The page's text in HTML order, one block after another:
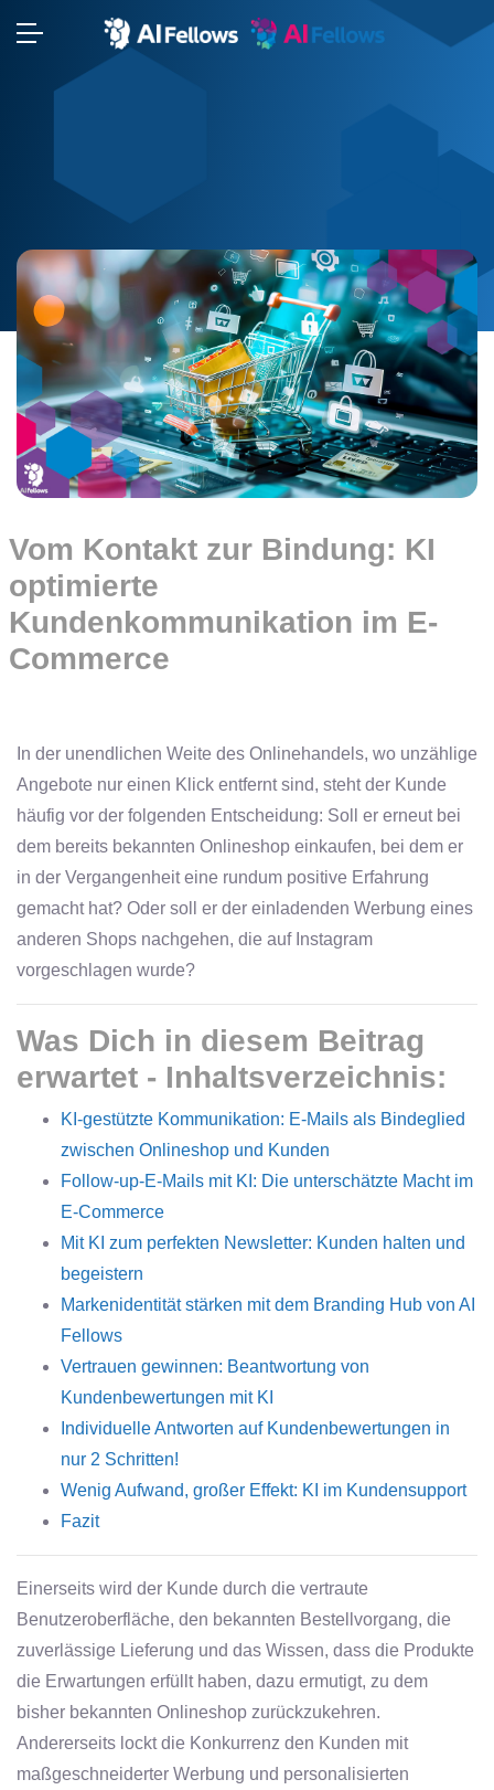
⬢ ⬢
Vom Kontakt zur Bindung: KI
optimierte
Kundenkommunikation im E-
Commerce
In der unendlichen Weite des Onlinehandels, wo unzählige
Angebote nur einen Klick entfernt sind, steht der Kunde
häufig vor der folgenden Entscheidung: Soll er erneut bei
dem bereits bekannten Onlineshop einkaufen, bei dem er
in der Vergangenheit eine rundum positive Erfahrung
gemacht hat? Oder soll er der einladenden Werbung eines
anderen Shops nachgehen, die auf Instagram
vorgeschlagen wurde?
Was Dich in diesem Beitrag
erwartet - Inhaltsverzeichnis:
KI-gestützte Kommunikation: E-Mails als Bindeglied
zwischen Onlineshop und Kunden
Follow-up-E-Mails mit KI: Die unterschätzte Macht im
E-Commerce
Mit KI zum perfekten Newsletter: Kunden halten und
begeistern
Markenidentität stärken mit dem Branding Hub von AI
Fellows
Vertrauen gewinnen: Beantwortung von
Kundenbewertungen mit KI
Individuelle Antworten auf Kundenbewertungen in
nur 2 Schritten!
Wenig Aufwand, großer Effekt: KI im Kundensupport
Fazit
Einerseits wird der Kunde durch die vertraute
Benutzeroberfläche, den bekannten Bestellvorgang, die
zuverlässige Lieferung und das Wissen, dass die Produkte
die Erwartungen erfüllt haben, dazu ermutigt, zu dem
bisher bekannten Onlineshop zurückzukehren.
Andererseits lockt die Konkurrenz den Kunden mit
maßgeschneiderter Werbung und personalisierten